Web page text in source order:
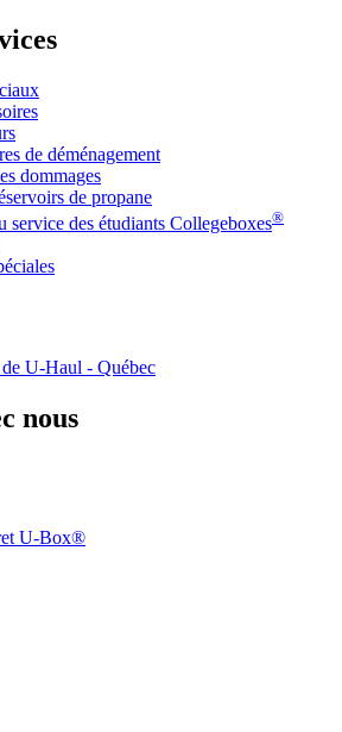
de déménagement
dommages
de propane
service des étudiants Collegeboxes®
U-Haul - Québec
nous
U-Box®